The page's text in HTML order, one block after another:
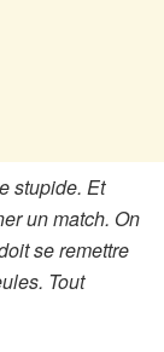
stupide. Et
un match. On
se remettre
Tout